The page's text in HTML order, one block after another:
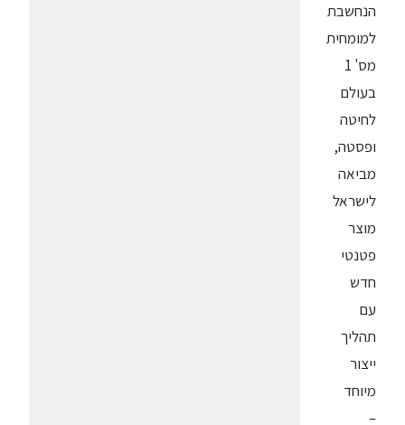
הנחשבת
למומחית
מס' 1
בעולם
לחיטה
ופסטה,
מביאה
לישראל
מוצר
פטנטי
חדש
עם
תהליך
ייצור
מיוחד
–